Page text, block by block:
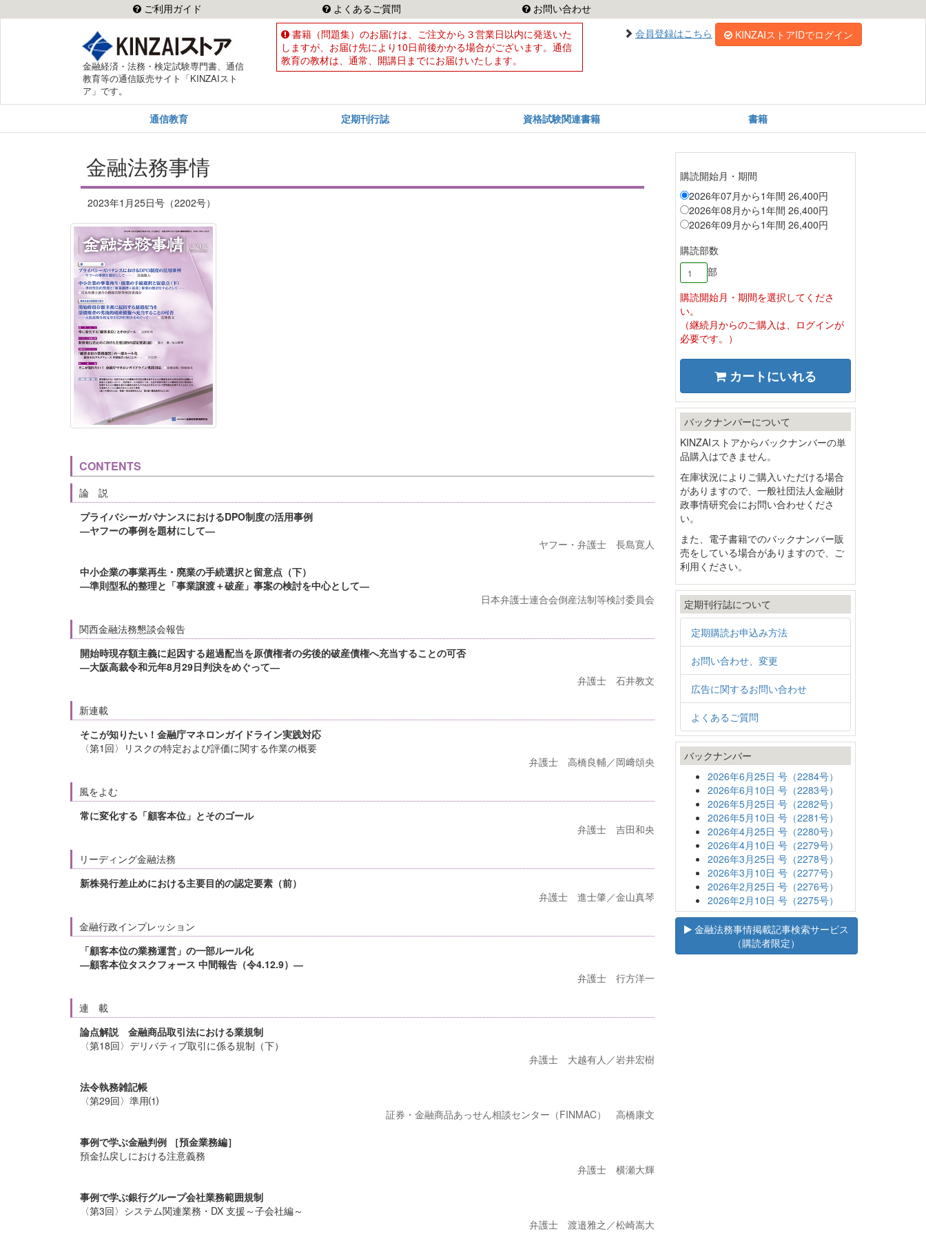
ご利用ガイド よくあるご質問 お問い合わせ
金融経済・法務・検定試験専門書、通信
教育等の通信販売サイト「KINZAIスト
ア」です。
書籍（問題集）のお届けは、ご注文から３営業日以内に発送いた
しますが、お届け先により10日前後かかる場合がございます。通信
教育の教材は、通常、開講日までにお届けいたします。
会員登録はこちら KINZAIストアIDでログイン
通信教育 定期刊行誌 資格試験関連書籍 書籍
金融法務事情
2023年1月25日号（2202号）
CONTENTS
論 説
プライバシーガバナンスにおけるDPO制度の活用事例
―ヤフーの事例を題材にして―
ヤフー・弁護士 長島寛人
中小企業の事業再生・廃業の手続選択と留意点（下）
―準則型私的整理と「事業譲渡＋破産」事案の検討を中心として―
日本弁護士連合会倒産法制等検討委員会
関西金融法務懇談会報告
開始時現存額主義に起因する超過配当を原債権者の劣後的破産債権へ充当することの可否
―大阪高裁令和元年8月29日判決をめぐって―
弁護士 石井教文
新連載
そこが知りたい！金融庁マネロンガイドライン実践対応
〈第1回〉リスクの特定および評価に関する作業の概要
弁護士 高橋良輔／岡﨑頌央
風をよむ
常に変化する「顧客本位」とそのゴール
弁護士 吉田和央
リーディング金融法務
新株発行差止めにおける主要目的の認定要素（前）
弁護士 進士肇／金山真琴
金融行政インプレッション
「顧客本位の業務運営」の一部ルール化
―顧客本位タスクフォース 中間報告（令4.12.9）―
弁護士 行方洋一
連 載
論点解説 金融商品取引法における業規制
〈第18回〉デリバティブ取引に係る規制（下）
弁護士 大越有人／岩井宏樹
法令執務雑記帳
〈第29回〉準用⑴
証券・金融商品あっせん相談センター（FINMAC） 高橋康文
事例で学ぶ金融判例 ［預金業務編］
預金払戻しにおける注意義務
弁護士 横瀬大輝
事例で学ぶ銀行グループ会社業務範囲規制
〈第3回〉システム関連業務・DX 支援～子会社編～
弁護士 渡邉雅之／松崎嵩大
購読開始月・期間
2026年07月から1年間 26,400円
2026年08月から1年間 26,400円
2026年09月から1年間 26,400円
購読部数
部
購読開始月・期間を選択してくださ
い。
（継続月からのご購入は、ログインが
必要です。）
カートにいれる
バックナンバーについて
KINZAIストアからバックナンバーの単
品購入はできません。
在庫状況によりご購入いただける場合
がありますので、一般社団法人金融財
政事情研究会にお問い合わせくださ
い。
また、電子書籍でのバックナンバー販
売をしている場合がありますので、ご
利用ください。
定期刊行誌について
定期購読お申込み方法
お問い合わせ、変更
広告に関するお問い合わせ
よくあるご質問
バックナンバー
2026年6月25日 号（2284号）
2026年6月10日 号（2283号）
2026年5月25日 号（2282号）
2026年5月10日 号（2281号）
2026年4月25日 号（2280号）
2026年4月10日 号（2279号）
2026年3月25日 号（2278号）
2026年3月10日 号（2277号）
2026年2月25日 号（2276号）
2026年2月10日 号（2275号）
金融法務事情掲載記事検索サービス
（購読者限定）